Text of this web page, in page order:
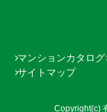
マンションカタログ
サイトマップ
Copyright(c)